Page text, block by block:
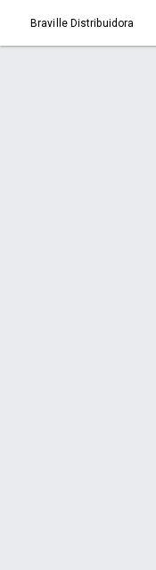
Braville Distribuidora